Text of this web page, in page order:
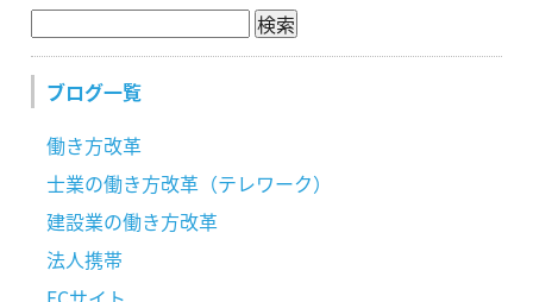
ブログ一覧
働き方改革
士業の働き方改革（テレワーク）
建設業の働き方改革
法人携帯